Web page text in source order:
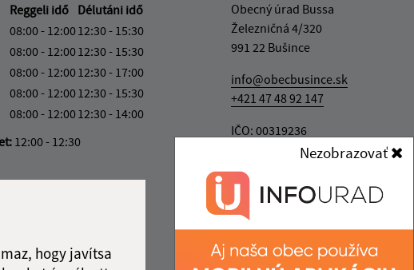
hogy javítsa
Nezobrazovať
Reggeli idő Délutáni idő
08:00 - 12:0012:30 - 15:30
08:00 - 12:0012:30 - 15:30
08:00 - 12:0012:30 - 17:00
08:00 - 12:0012:30 - 15:30
08:00 - 12:0012:30 - 14:00
12:00 - 12:30
Obecný úrad Bussa
Železničná 4/320
991 22 Bušince
info@obecbusince.sk
+421 47 48 92 147
IČO: 00319236